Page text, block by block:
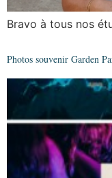
Bravo à tous nos
Photos souvenir Garden